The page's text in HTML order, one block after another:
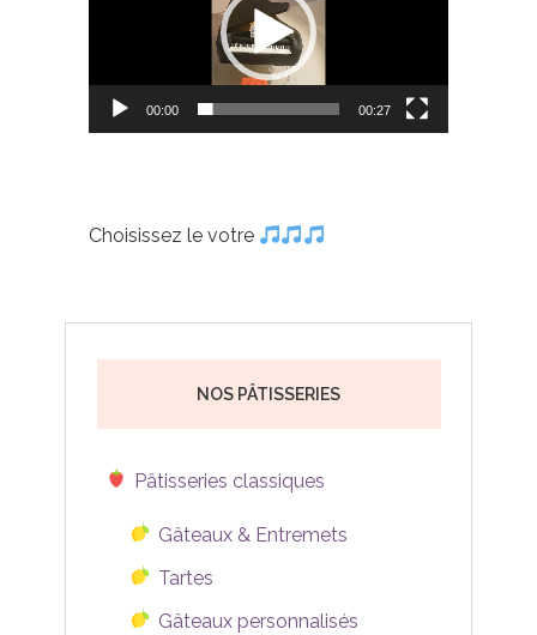
00:00 00:27
Choisissez le votre
NOS PÂTISSERIES
Pâtisseries classiques
Gâteaux & Entremets
Tartes
Gâteaux personnalisés